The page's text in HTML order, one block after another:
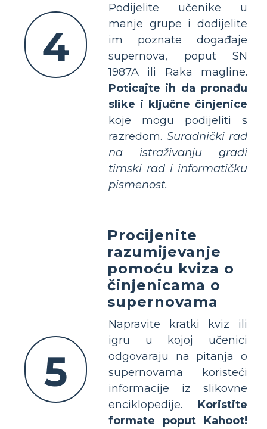
4
Podijelite učenike u
manje grupe i dodijelite
im poznate događaje
supernova, poput SN
1987A ili Raka magline.
Poticajte ih da pronađu
slike i ključne činjenice
koje mogu podijeliti s
razredom. Suradnički rad
na istraživanju gradi
timski rad i informatičku
pismenost.
5
Procijenite
razumijevanje
pomoću kviza o
činjenicama o
supernovama
Napravite kratki kviz ili
igru u kojoj učenici
odgovaraju na pitanja o
supernovama koristeći
informacije iz slikovne
enciklopedije. Koristite
formate poput Kahoot!